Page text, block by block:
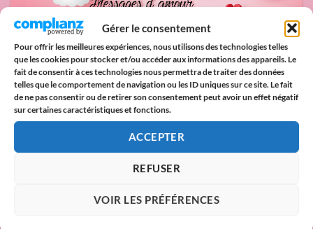
Gérer le consentement
Pour offrir les meilleures expériences, nous utilisons des technologies telles
que les cookies pour stocker et/ou accéder aux informations des appareils. Le
fait de consentir à ces technologies nous permettra de traiter des données
telles que le comportement de navigation ou les ID uniques sur ce site. Le fait
de ne pas consentir ou de retirer son consentement peut avoir un effet négatif
sur certaines caractéristiques et fonctions.
ACCEPTER
REFUSER
VOIR LES PRÉFÉRENCES
Ces quatre mots simples renferment une
vos sentiments avec tendresse, émotion ou poésie,